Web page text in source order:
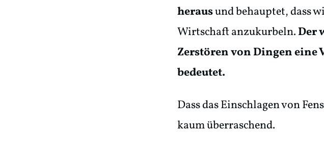
herausund behauptet, dass
Wirtschaft anzukurbeln.Der
Zerstören von Dingen eine
bedeutet.
Dass das Einschlagen von
kaum überraschend.